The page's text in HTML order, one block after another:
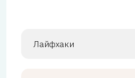
Лайфхаки